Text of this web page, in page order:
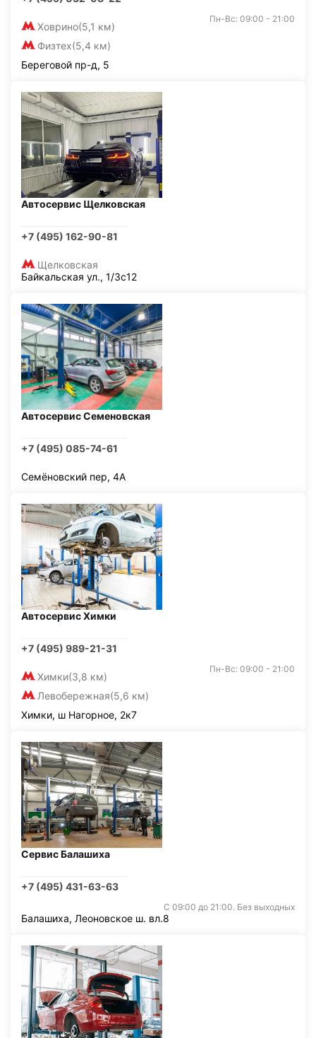
Ховрино(5,1 км)
Физтех(5,4 км)
Пн-Вс: 09:00 - 21:00
Береговой пр-д, 5
Автосервис Щелковская
+7 (495) 162-90-81
Щелковская
Байкальская ул., 1/3с12
Автосервис Семеновская
+7 (495) 085-74-61
Семёновский пер, 4А
Автосервис Химки
+7 (495) 989-21-31
Химки(3,8 км)
Левобережная(5,6 км)
Пн-Вс: 09:00 - 21:00
Химки, ш Нагорное, 2к7
Сервис Балашиха
+7 (495) 431-63-63
С 09:00 до 21:00. Без выходных
Балашиха, Леоновское ш. вл.8